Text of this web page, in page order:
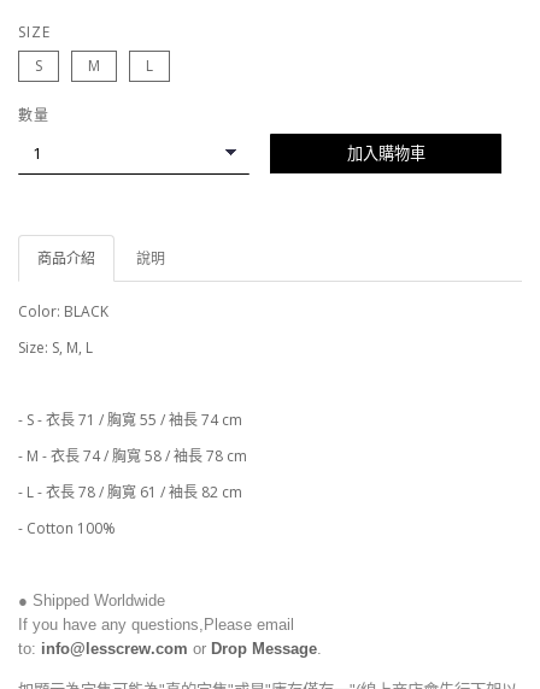
SIZE
S
M L
數量
加入購物車
商品介紹 說明
Color: BLACK
Size: S, M, L
- S - 衣長 71 / 胸寬 55 / 袖長 74 cm
- M - 衣長 74 / 胸寬 58 / 袖長 78 cm
- L - 衣長 78 / 胸寬 61 / 袖長 82 cm
- Cotton 100%
● Shipped Worldwide
If you have any questions,Please email
to: info@lesscrew.com or Drop Message